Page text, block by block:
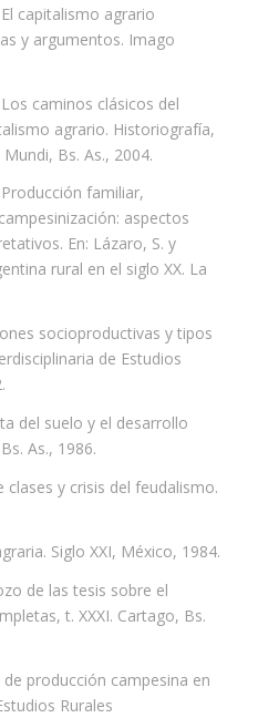
capitalismo agrario
y argumentos. Imago
caminos clásicos del
agrario. Historiografía,
Bs. As., 2004.
familiar,
aspectos
En: Lázaro, S. y
rural en el siglo XX. La
socioproductivas y tipos
de Estudios
del suelo y el desarrollo
As., 1986.
y crisis del feudalismo.
Siglo XXI, México, 1984.
de las tesis sobre el
t. XXXI. Cartago, Bs.
producción campesina en
Rurales